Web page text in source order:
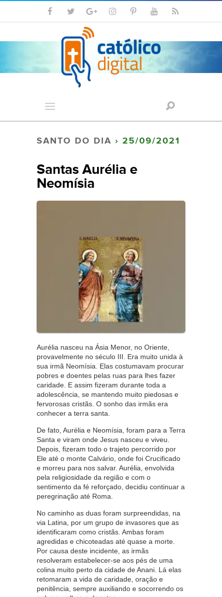
SANTO DO DIA › 25/09/2021
Santas Aurélia e
Neomísia
Aurélia nasceu na Ásia Menor, no Oriente,
provavelmente no século III. Era muito unida à
sua irmã Neomísia. Elas costumavam procurar
pobres e doentes pelas ruas para lhes fazer
caridade. E assim fizeram durante toda a
adolescência, se mantendo muito piedosas e
fervorosas cristãs. O sonho das irmãs era
conhecer a terra santa.
De fato, Aurélia e Neomísia, foram para a Terra
Santa e viram onde Jesus nasceu e viveu.
Depois, fizeram todo o trajeto percorrido por
Ele até o monte Calvário, onde foi Crucificado
e morreu para nos salvar. Aurélia, envolvida
pela religiosidade da região e com o
sentimento da fé reforçado, decidiu continuar a
peregrinação até Roma.
No caminho as duas foram surpreendidas, na
via Latina, por um grupo de invasores que as
identificaram como cristãs. Ambas foram
agredidas e chicoteadas até quase a morte.
Por causa deste incidente, as irmãs
resolveram estabelecer-se aos pés de uma
colina muito perto da cidade de Anani. Lá elas
retomaram a vida de caridade, oração e
penitência, sempre auxiliando e socorrendo os